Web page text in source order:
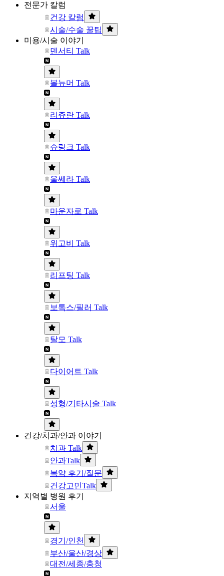
전문가 칼럼
건강 칼럼
시술/수술 꿀팁
미용/시술 이야기
덴서티 Talk
볼뉴머 Talk
리쥬란 Talk
슈링크 Talk
울쎄라 Talk
마운자로 Talk
위고비 Talk
리프팅 Talk
보톡스/필러 Talk
탈모 Talk
다이어트 Talk
성형/기타시술 Talk
건강/치과/안과 이야기
치과 Talk
안과Talk
복약 후기/질문
건강고민Talk
지역별 병원 후기
서울
경기/인천
부산/울산/경상
대전/세종/충청